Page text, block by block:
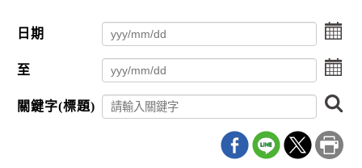
日期
點
擊
選
擇
期
日
至
點
擊
擇
期
迄
關鍵字(標題)
尋